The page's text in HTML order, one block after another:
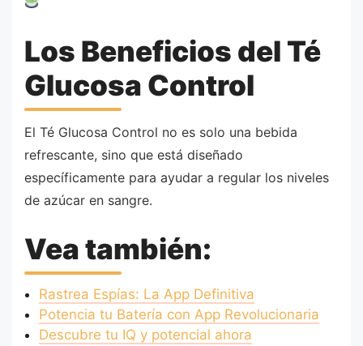
Los Beneficios del Té
Glucosa Control
El Té Glucosa Control no es solo una bebida
refrescante, sino que está diseñado
específicamente para ayudar a regular los niveles
de azúcar en sangre.
Vea también:
Rastrea Espías: La App Definitiva
Potencia tu Batería con App Revolucionaria
Descubre tu IQ y potencial ahora